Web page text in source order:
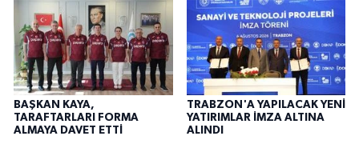
BAŞKAN KAYA,
TARAFTARLARI FORMA
ALMAYA DAVET ETTİ
TRABZON'A YAPILACAK YENİ
YATIRIMLAR İMZA ALTINA
ALINDI